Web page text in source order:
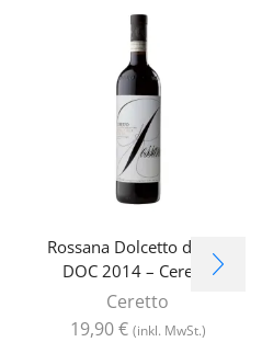
Rossana Dolcetto d’Alba
DOC 2014 – Ceretto
Ceretto
19,90€ (inkl. MwSt.)